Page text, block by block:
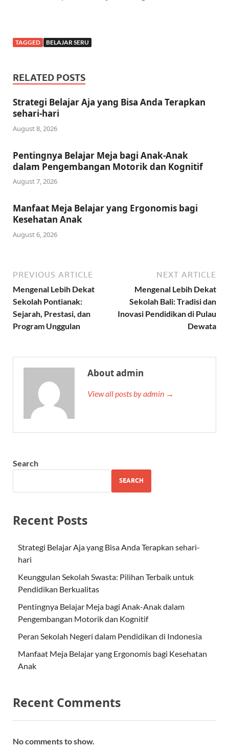
TAGGED BELAJAR SERU
RELATED POSTS
Strategi Belajar Aja yang Bisa Anda Terapkan
sehari-hari
August 8, 2026
Pentingnya Belajar Meja bagi Anak-Anak
dalam Pengembangan Motorik dan Kognitif
August 7, 2026
Manfaat Meja Belajar yang Ergonomis bagi
Kesehatan Anak
August 6, 2026
PREVIOUS ARTICLE
Mengenal Lebih Dekat
Sekolah Pontianak:
Sejarah, Prestasi, dan
Program Unggulan
NEXT ARTICLE
Mengenal Lebih Dekat
Sekolah Bali: Tradisi dan
Inovasi Pendidikan di Pulau
Dewata
About admin
View all posts by admin →
Search
SEARCH
Recent Posts
Strategi Belajar Aja yang Bisa Anda Terapkan sehari-
hari
Keunggulan Sekolah Swasta: Pilihan Terbaik untuk
Pendidikan Berkualitas
Pentingnya Belajar Meja bagi Anak-Anak dalam
Pengembangan Motorik dan Kognitif
Peran Sekolah Negeri dalam Pendidikan di Indonesia
Manfaat Meja Belajar yang Ergonomis bagi Kesehatan
Anak
Recent Comments
No comments to show.